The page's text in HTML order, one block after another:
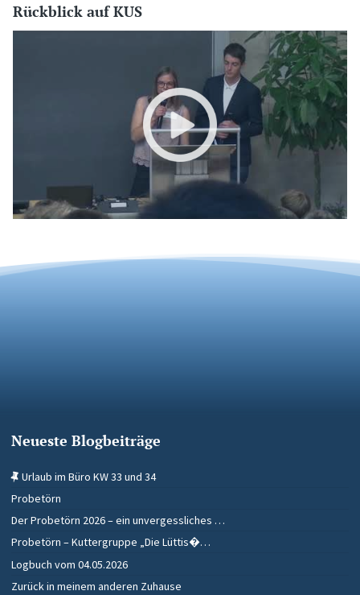
Rückblick auf KUS
Neueste Blogbeiträge
Urlaub im Büro KW 33 und 34
Probetörn
Der Probetörn 2026 – ein unvergessliches …
Probetörn – Kuttergruppe „Die Lüttis�…
Logbuch vom 04.05.2026
Zurück in meinem anderen Zuhause